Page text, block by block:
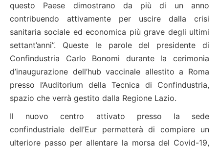
questo Paese dimostrano da più di un anno
contribuendo attivamente per uscire dalla crisi
sanitaria sociale ed economica più grave degli ultimi
settant’anni”. Queste le parole del presidente di
Confindustria Carlo Bonomi durante la cerimonia
d’inaugurazione dell’hub vaccinale allestito a Roma
presso l’Auditorium della Tecnica di Confindustria,
spazio che verrà gestito dalla Regione Lazio.
Il nuovo centro attivato presso la sede
confindustriale dell’Eur permetterà di compiere un
ulteriore passo per allentare la morsa del Covid-19,